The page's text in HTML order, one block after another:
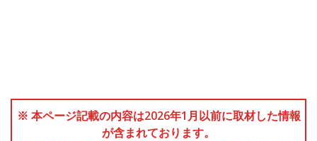
※ 本ページ記載の内容は2026年1月以前に取材した情報
が含まれております。